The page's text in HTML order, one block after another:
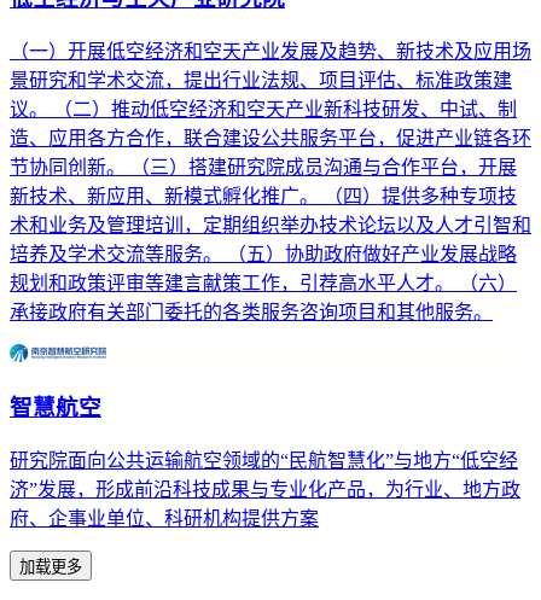
（一）开展低空经济和空天产业发展及趋势、新技术及应用场
景研究和学术交流，提出行业法规、项目评估、标准政策建
议。 （二）推动低空经济和空天产业新科技研发、中试、制
造、应用各方合作，联合建设公共服务平台，促进产业链各环
节协同创新。 （三）搭建研究院成员沟通与合作平台，开展
新技术、新应用、新模式孵化推广。 （四）提供多种专项技
术和业务及管理培训，定期组织举办技术论坛以及人才引智和
培养及学术交流等服务。 （五）协助政府做好产业发展战略
规划和政策评审等建言献策工作，引荐高水平人才。 （六）
承接政府有关部门委托的各类服务咨询项目和其他服务。
智慧航空
研究院面向公共运输航空领域的“民航智慧化”与地方“低空经
济”发展，形成前沿科技成果与专业化产品，为行业、地方政
府、企事业单位、科研机构提供方案
加载更多